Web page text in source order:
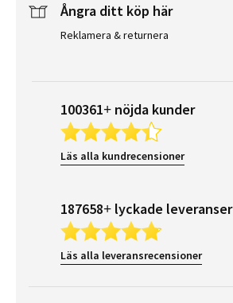
Ångra ditt köp här
Reklamera & returnera
100361+ nöjda kunder
Läs alla kundrecensioner
187658+ lyckade leveranser
Läs alla leveransrecensioner